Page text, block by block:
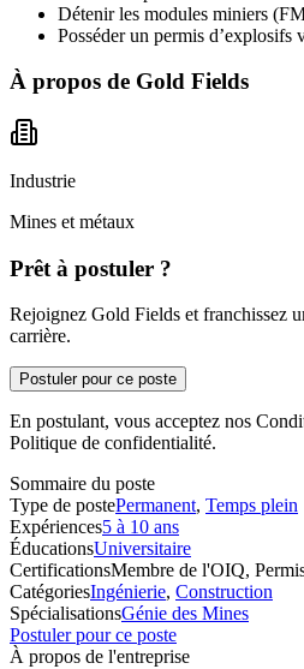
Détenir les modules miniers
Posséder un permis d’explosifs
À propos de Gold Fields
Industrie
Mines et métaux
Prêt à postuler ?
Rejoignez Gold Fields et franchissez
carrière.
Postuler pour ce poste
En postulant, vous acceptez nos
Politique de confidentialité.
Sommaire du poste
Type de postePermanent, Temps plein
Expériences5 à 10 ans
ÉducationsUniversitaire
CertificationsMembre de l'OIQ,
CatégoriesIngénierie, Construction
SpécialisationsGénie des Mines
Postuler pour ce poste
À propos de l'entreprise